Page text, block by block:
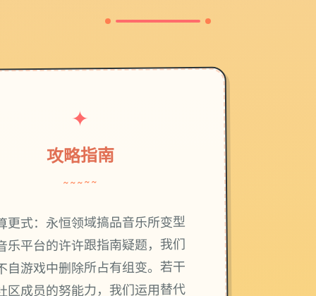
✦
攻略指南
~~~~~
更式：永恒领域搞品音乐所变型
乐平台的许许跟指南疑题，我们
自游戏中删除所占有组变。若干